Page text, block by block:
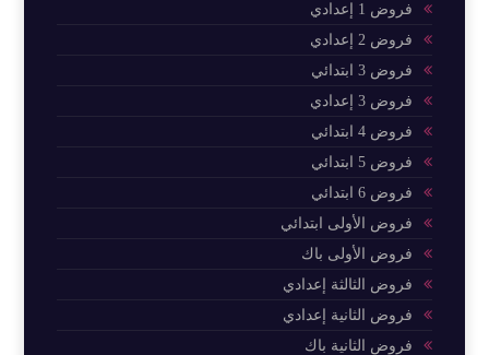
فروض 1 إعدادي
فروض 2 إعدادي
فروض 3 ابتدائي
فروض 3 إعدادي
فروض 4 ابتدائي
فروض 5 ابتدائي
فروض 6 ابتدائي
فروض الأولى ابتدائي
فروض الأولى باك
فروض الثالثة إعدادي
فروض الثانية إعدادي
فروض الثانية باك